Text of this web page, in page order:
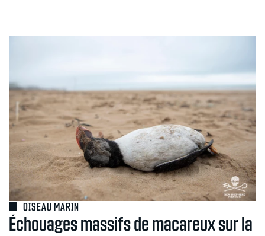
OISEAU MARIN
Échouages massifs de macareux sur la